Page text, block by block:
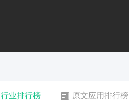
行业排行榜 原文应用排行榜